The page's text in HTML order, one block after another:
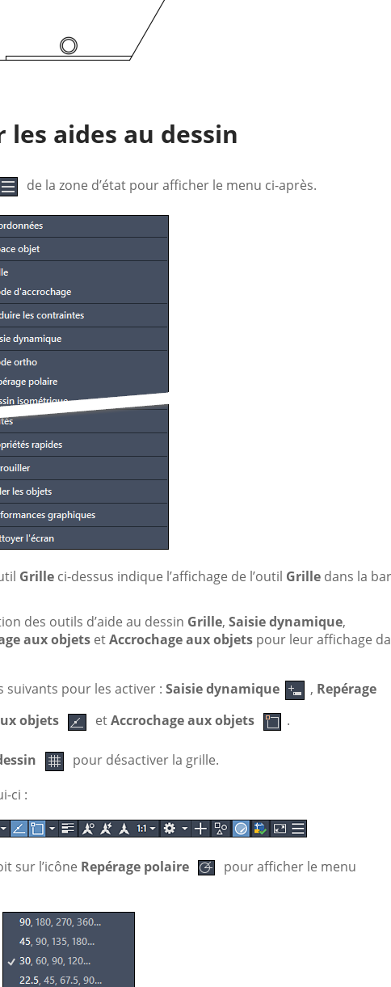
aides au dessin
de la zone d’état pour afficher le menu ci-après.
Grille ci-dessus indique l’affichage de l’outil Grille dans la
des outils d’aide au dessin Grille, Saisie dynamique,
aux objets etAccrochage aux objets pour leur affichage
suivants pour les activer : Saisie dynamique , Repérage
objets etAccrochage aux objets .
pour désactiver la grille.
ci :
sur l’icône Repérage polaire
pour afficher le menu